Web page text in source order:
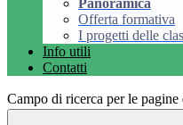
Panoramica
Offerta formativa
I progetti delle
Info utili
Contatti
Campo di ricerca per le pagine